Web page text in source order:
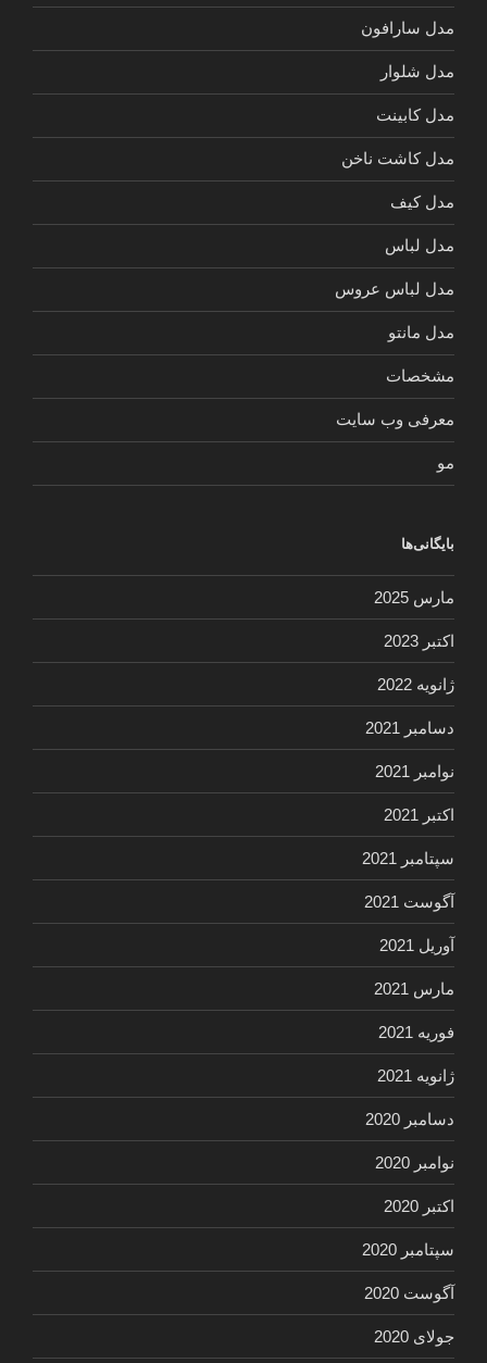
مدل سارافون
مدل شلوار
مدل کابینت
مدل کاشت ناخن
مدل کیف
مدل لباس
مدل لباس عروس
مدل مانتو
مشخصات
معرفی وب سایت
مو
بایگانی‌ها
مارس 2025
اکتبر 2023
ژانویه 2022
دسامبر 2021
نوامبر 2021
اکتبر 2021
سپتامبر 2021
آگوست 2021
آوریل 2021
مارس 2021
فوریه 2021
ژانویه 2021
دسامبر 2020
نوامبر 2020
اکتبر 2020
سپتامبر 2020
آگوست 2020
جولای 2020